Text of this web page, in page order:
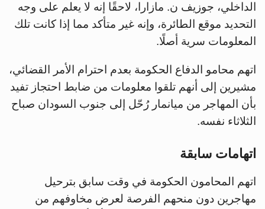
الداخلي، جوزيف ن. مازارا، لاحقًا إنه لا يعلم على وجه
التحديد موقع الطائرة، وإنه غير متأكد مما إذا كانت تلك
المعلومات سرية أصلًا.
اتهم محامو الدفاع الحكومة بعدم احترام الأمر القضائي،
مشيرين إلى أنهم تلقوا معلومات من ضابط احتجاز تفيد
بأن المهاجر من ميانمار رُحّل إلى جنوب السودان صباح
الثلاثاء نفسه.
اتهامات سابقة
اتهم المحامون الحكومة في وقت سابق بترحيل
مهاجرين دون منحهم الفرصة لعرض مخاوفهم من